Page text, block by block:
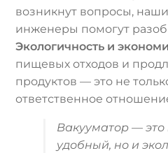
возникнут вопросы,
инженеры помогут
Экологичность и
пищевых отходов и
продуктов — это не
ответственное
Вакууматор — это
удобный, но и